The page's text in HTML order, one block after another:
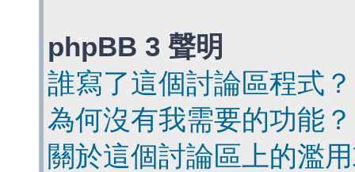
phpBB 3 聲明
誰寫了這個討論區程式？
為何沒有我需要的功能？
關於這個討論區上的濫